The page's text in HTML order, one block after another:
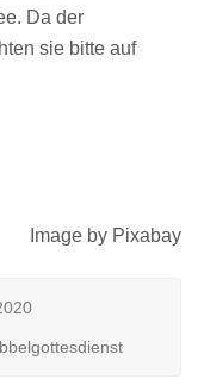
Da der
sie bitte auf
Image by Pixabay